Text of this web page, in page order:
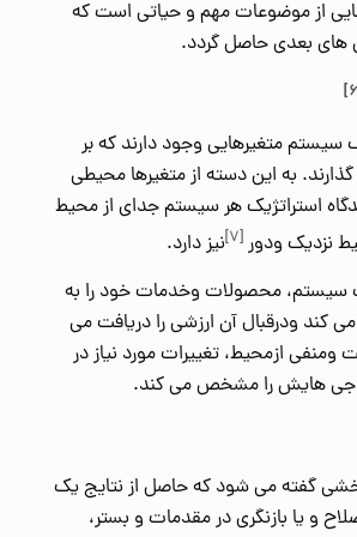
از موضوعات مهم و حیاتی است که
های بعدی حاصل گردد.
سیستم متغیرهایی وجود دارند که بر
به این دسته از متغیرها محیطی
استراتژیک هر سیستم جدای از محیط
نزدیک ودور[۷] نیز دارد.
سیستم، محصولات وخدمات خود را به
کند ودرقبال آن ارزشی را دریافت می
ومنفی ازمحیط، تغییرات مورد نیاز در
هایش را مشخص می کند.
گفته می شود که حاصل از نتایج یک
و یا بازنگری در مقدمات و بستر،